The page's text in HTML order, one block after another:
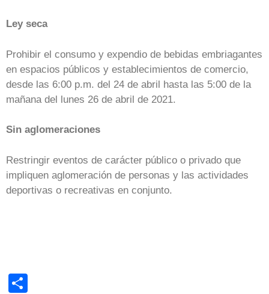
Ley seca
Prohibir el consumo y expendio de bebidas embriagantes
en espacios públicos y establecimientos de comercio,
desde las 6:00 p.m. del 24 de abril hasta las 5:00 de la
mañana del lunes 26 de abril de 2021.
Sin aglomeraciones
Restringir eventos de carácter público o privado que
impliquen aglomeración de personas y las actividades
deportivas o recreativas en conjunto.